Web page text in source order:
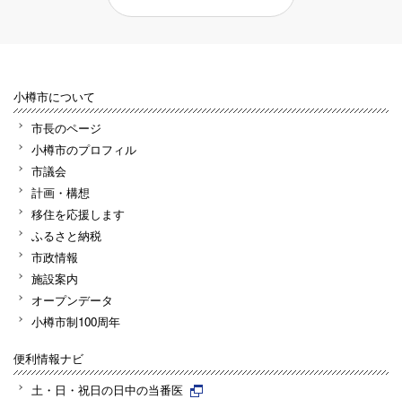
小樽市について
市長のページ
小樽市のプロフィル
市議会
計画・構想
移住を応援します
ふるさと納税
市政情報
施設案内
オープンデータ
小樽市制100周年
便利情報ナビ
土・日・祝日の日中の当番医